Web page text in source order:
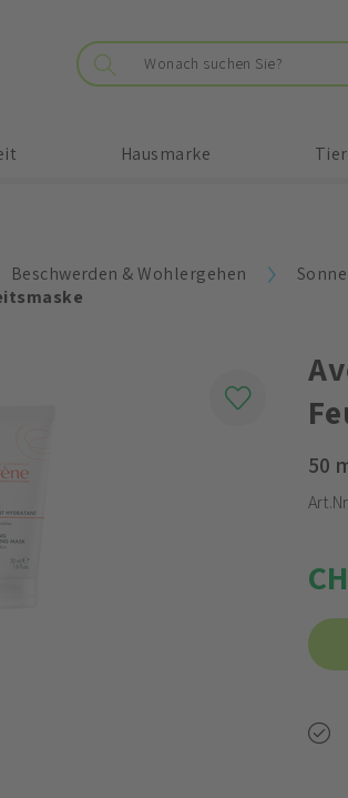
Hausmarke
Beschwerden & Wohlergehen
50